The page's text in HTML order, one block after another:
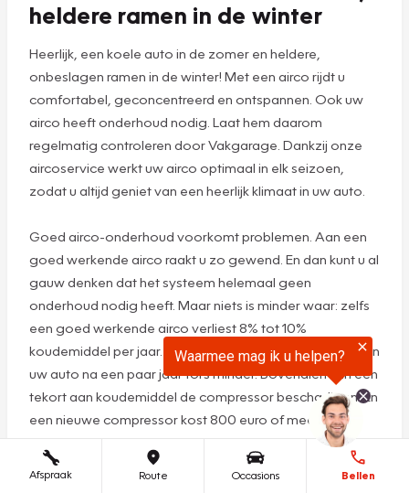
STEK-eisen.
we uw airco
grondig en geven
we deze een
verfrissende geur
die blijft hangen.
Plan een
Airco service: koel in de zomer,
heldere ramen in de winter
Heerlijk, een koele auto in de zomer en heldere,
onbeslagen ramen in de winter! Met een airco rijdt u
comfortabel, geconcentreerd en ontspannen. Ook uw
airco heeft onderhoud nodig. Laat hem daarom
regelmatig controleren door Vakgarage. Dankzij onze
Afspraak Route Occasions Bellen